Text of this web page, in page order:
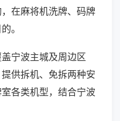
在麻将机洗牌、码牌
。
宁波主城及周边区
供拆机、免拆两种安
各类机型，结合宁波